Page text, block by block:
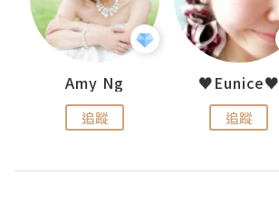
Amy Ng
追蹤
♥Eunice♥
追蹤